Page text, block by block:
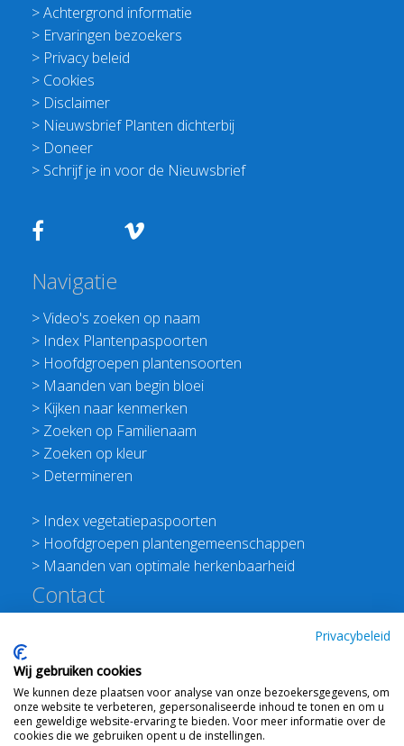
>Achtergrond informatie
> Ervaringen bezoekers
> Privacy beleid
> Cookies
> Disclaimer
> Nieuwsbrief Planten dichterbij
> Doneer
> Schrijf je in voor de Nieuwsbrief
Navigatie
>Video's zoeken op naam
> Index Plantenpaspoorten
> Hoofdgroepen plantensoorten
> Maanden van begin bloei
> Kijken naar kenmerken
> Zoeken op Familienaam
> Zoeken op kleur
> Determineren
> Index vegetatiepaspoorten
> Hoofdgroepen plantengemeenschappen
> Maanden van optimale herkenbaarheid
Contact
E:info@floravannederland.nl
Plein 1992 70F 6221JP Maastricht
T: 06 41237586
Privacybeleid
Wij gebruiken cookies
We kunnen deze plaatsen voor analyse van onze bezoekersgegevens, om
onze website te verbeteren, gepersonaliseerde inhoud te tonen en om u
een geweldige website-ervaring te bieden. Voor meer informatie over de
cookies die we gebruiken opent u de instellingen.